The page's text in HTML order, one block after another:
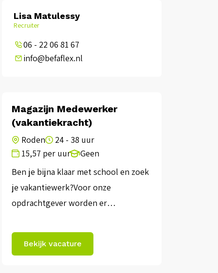
Lisa Matulessy
Recruiter
06 - 22 06 81 67
info@befaflex.nl
Magazijn Medewerker
(vakantiekracht)
Roden
24 - 38 uur
15,57 per uur
Geen
Ben je bijna klaar met school en zoek
je vakantiewerk?Voor onze
opdrachtgever worden er
beschikbaar zijn in de
vakantieperiode! 𝐎𝐦𝐬𝐜𝐡𝐫𝐢𝐣𝐯𝐢𝐧𝐠:In
Bekijk vacature